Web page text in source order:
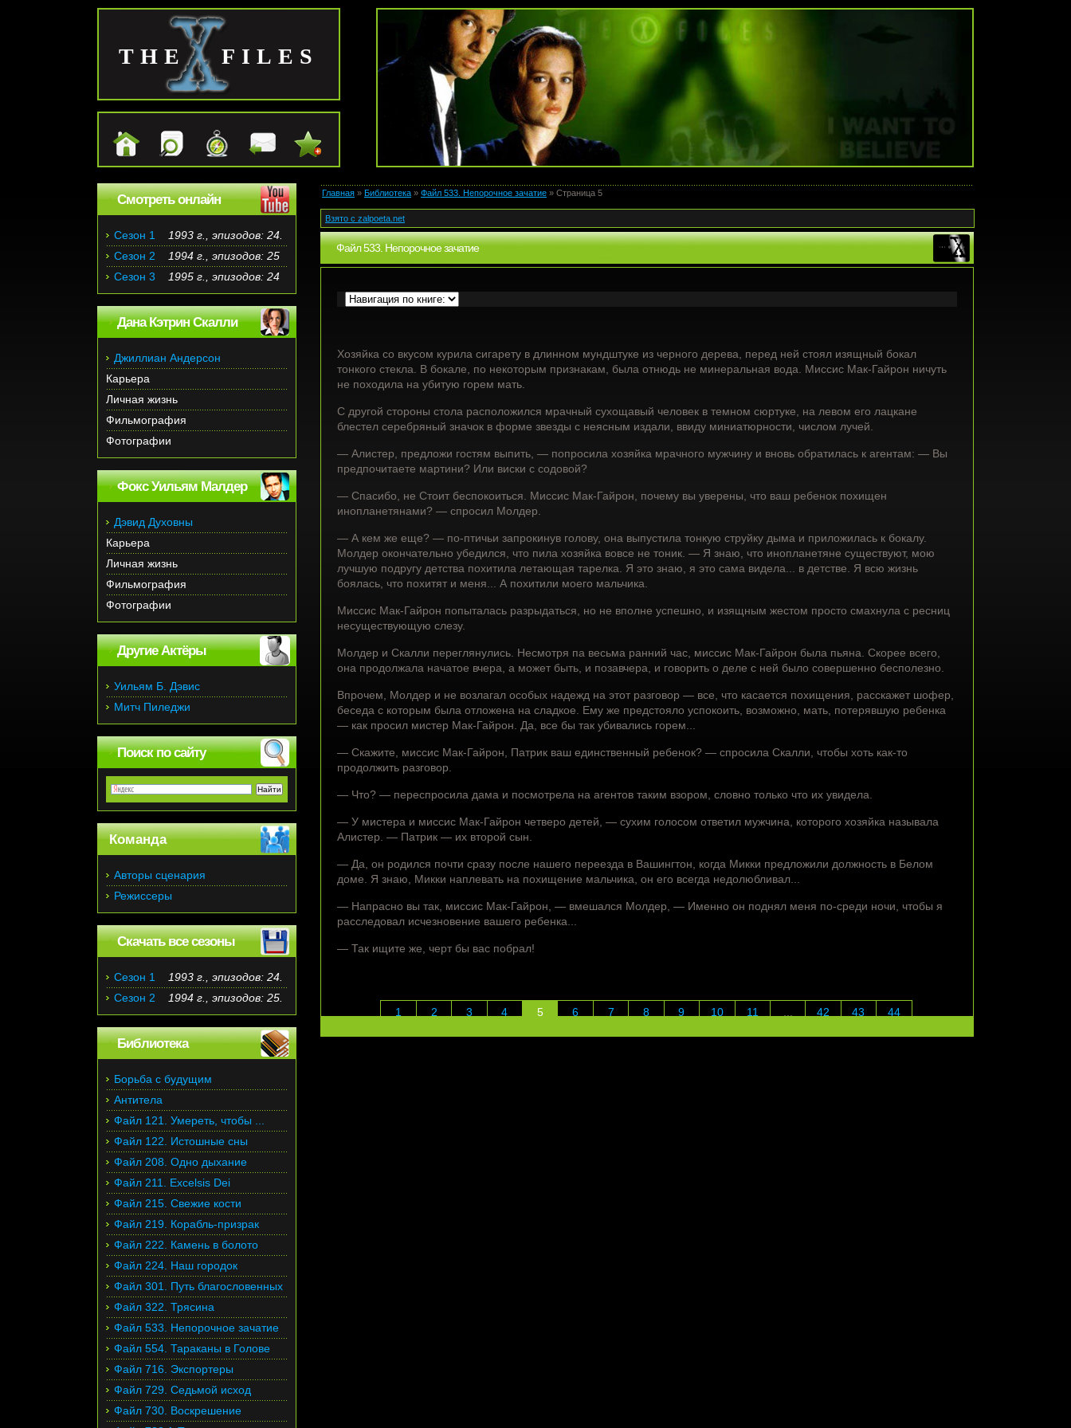
THE FILES
Главная » Библиотека » Файл 533. Непорочное зачатие » Страница 5
Взято с zalpoeta.net
Файл 533. Непорочное зачатие
Хозяйка со вкусом курила сигарету в длинном мундштуке из черного дерева, перед ней стоял изящный бокал
тонкого стекла. В бокале, по некоторым признакам, была отнюдь не минеральная вода. Миссис Мак-Гайрон ничуть
не походила на убитую горем мать.
С другой стороны стола расположился мрачный сухощавый человек в темном сюртуке, на левом его лацкане
блестел серебряный значок в форме звезды с неясным издали, ввиду миниатюрности, числом лучей.
— Алистер, предложи гостям выпить, — попросила хозяйка мрачного мужчину и вновь обратилась к агентам: — Вы
предпочитаете мартини? Или виски с содовой?
— Спасибо, не Стоит беспокоиться. Миссис Мак-Гайрон, почему вы уверены, что ваш ребенок похищен
инопланетянами? — спросил Молдер.
— А кем же еще? — по-птичьи запрокинув голову, она выпустила тонкую струйку дыма и приложилась к бокалу.
Молдер окончательно убедился, что пила хозяйка вовсе не тоник. — Я знаю, что инопланетяне существуют, мою
лучшую подругу детства похитила летающая тарелка. Я это знаю, я это сама видела... в детстве. Я всю жизнь
боялась, что похитят и меня... А похитили моего мальчика.
Миссис Мак-Гайрон попыталась разрыдаться, но не вполне успешно, и изящным жестом просто смахнула с ресниц
несуществующую слезу.
Молдер и Скалли переглянулись. Несмотря па весьма ранний час, миссис Мак-Гайрон была пьяна. Скорее всего,
она продолжала начатое вчера, а может быть, и позавчера, и говорить о деле с ней было совершенно бесполезно.
Впрочем, Молдер и не возлагал особых надежд на этот разговор — все, что касается похищения, расскажет шофер,
беседа с которым была отложена на сладкое. Ему же предстояло успокоить, возможно, мать, потерявшую ребенка
— как просил мистер Мак-Гайрон. Да, все бы так убивались горем...
— Скажите, миссис Мак-Гайрон, Патрик ваш единственный ребенок? — спросила Скалли, чтобы хоть как-то
продолжить разговор.
— Что? — переспросила дама и посмотрела на агентов таким взором, словно только что их увидела.
— У мистера и миссис Мак-Гайрон четверо детей, — сухим голосом ответил мужчина, которого хозяйка называла
Алистер. — Патрик — их второй сын.
— Да, он родился почти сразу после нашего переезда в Вашингтон, когда Микки предложили должность в Белом
доме. Я знаю, Микки наплевать на похищение мальчика, он его всегда недолюбливал...
— Напрасно вы так, миссис Мак-Гайрон, — вмешался Молдер, — Именно он поднял меня по-среди ночи, чтобы я
расследовал исчезновение вашего ребенка...
— Так ищите же, черт бы вас побрал!
1 2 3 4 5 6 7 8 9 10 11 42 43 44
Смотреть онлайн
Сезон 1
1993 г., эпизодов: 24.
Сезон 2
1994 г., эпизодов: 25
Сезон 3
1995 г., эпизодов: 24
Дана Кэтрин Скалли
Джиллиан Андерсон
Карьера
Личная жизнь
Фильмография
Фотографии
Фокс Уильям Малдер
Дэвид Духовны
Карьера
Личная жизнь
Фильмография
Фотографии
Другие Актёры
Уильям Б. Дэвис
Митч Пиледжи
Поиск по сайту
Команда
Авторы сценария
Режиссеры
Скачать все сезоны
Сезон 1
1993 г., эпизодов: 24.
Сезон 2
1994 г., эпизодов: 25.
Библиотека
Борьба с будущим
Антитела
Файл 121. Умереть, чтобы ...
Файл 122. Истошные сны
Файл 208. Одно дыхание
Файл 211. Excelsis Dei
Файл 215. Свежие кости
Файл 219. Корабль-призрак
Файл 222. Камень в болото
Файл 224. Наш городок
Файл 301. Путь благословенных
Файл 322. Трясина
Файл 533. Непорочное зачатие
Файл 554. Тараканы в Голове
Файл 716. Экспортеры
Файл 729. Седьмой исход
Файл 730. Воскрешение